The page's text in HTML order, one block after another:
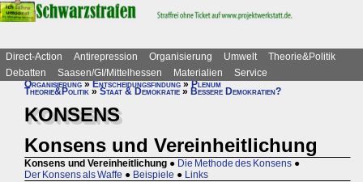
Direct-Action Antirepression Organisierung Umwelt
Theorie&Politik
Debatten
Saasen/GI/Mittelhessen Materialien
Service
Organisierung»Entscheidungsfindung»Plenum
Theorie&Politik » Staat & Demokratie » Bessere Demokratien?
KONSENS
Konsens und Vereinheitlichung
Konsens und Vereinheitlichung ● Die Methode des Konsens ●
Der Konsens als Waffe ● Beispiele ● Links